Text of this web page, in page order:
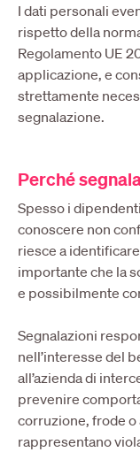
I dati personali
rispetto della
Regolamento UE
applicazione, e
strettamente
segnalazione.
Perché
Spesso i
conoscere non
riesce a
importante che la
e possibilmente
Segnalazioni
nell’interesse del
all’azienda di
prevenire
corruzione, frode
rappresentano